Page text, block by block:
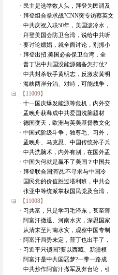
· 民主是选举数人头，拜登为民调及
· 拜登组合拳求战?CNN突专访蔡英文
· 中共庆祝入联50年，美国泼冷水，
· 拜登美国会防卫台湾，说给中共听
· 要讨论嫖娼，就全面讨论，别抓小
· 拜登出招:美国必会保卫台湾，全
· 普丁说中共国没能源储备怎打仗?
· 中共封杀歌手黄明志，反激发黄明
· 海峡两岸分治、对峙，可能战争，
【11009】
· 十一国庆爆发能源等危机，内外交
· 孟晚舟获释成中共爱国洗脑题材
· 德国变天，欧洲与英美基督教文化
· 中国式阶级斗争，独尊毛、习外，
· 孟晚舟、马克思、中国传统孙子兵
· 中共洗脑术，内外有别，在国外孟
· 中国为何就是赢不了美国？中国共
· 拜登联合国演说:不寻求与中国冷
· 国民党的价值胜过塔利班，中共会
· 张亚中等统派掌权国民党及台湾，
【11008】
· 习共富，只是学习毛泽东，甚至薄
· 阿富汗撤退、河南水灾，深思国家
· 从清末至河南水灾，观察中国专制
· 阿富汗局势未定，普丁也出手了，
· 习近平只锁国?要以西藏、新疆模
· 阿富汗是中共国恶梦?一带一路成
· 中共炒作阿富汗撤军及弃台论，引